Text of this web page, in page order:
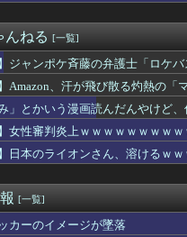
んねる [一覧]
】ジャンポケ斉藤の弁護士「ロケ
】Amazon、汗が飛び散る灼熱の
み」とかいう漫画読んだんやけど
】女性審判炎上ｗｗｗｗｗｗｗｗ
】日本のライオンさん、溶けるｗ
[一覧]
カーのイメージが墜落